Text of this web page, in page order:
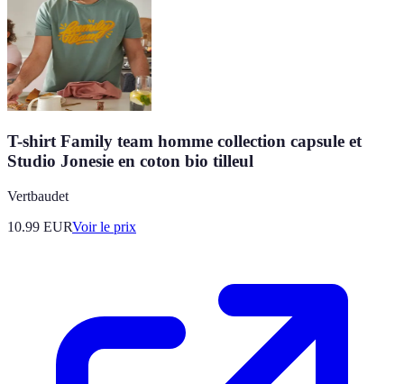
T-shirt Family team homme collection capsule et
Studio Jonesie en coton bio tilleul
Vertbaudet
10.99 EURVoir le prix